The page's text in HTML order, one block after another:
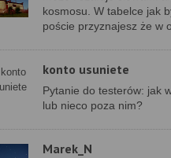
kosmosu. W tabelce jak
poście przyznajesz że w
konto usuniete
Pytanie do testerów: jak
lub nieco poza nim?
Marek_N